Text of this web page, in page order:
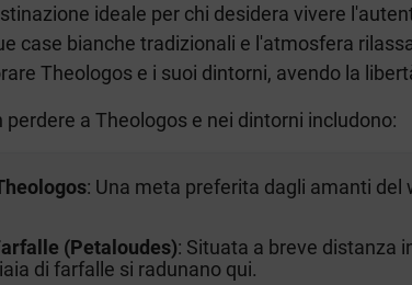
ideale per chi desidera vivere
case bianche tradizionali e l'atmosfera
Theologos e i suoi dintorni, avendo la
perdere a Theologos e nei dintorni includono:
: Una meta preferita dagli amanti
(Petaloudes): Situata a breve distanza
di farfalle si radunano qui.